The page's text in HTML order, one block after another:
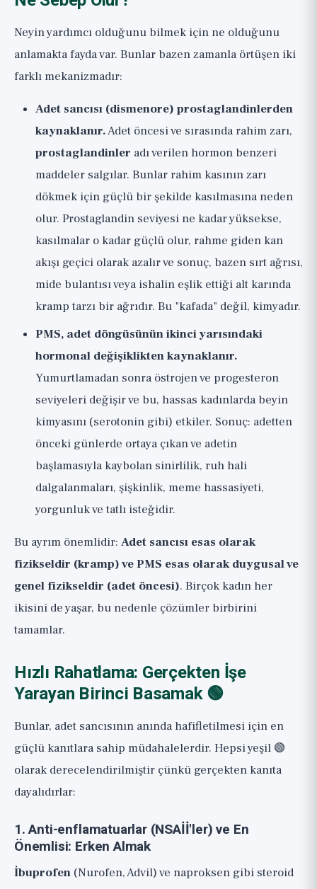
Neyin yardımcı olduğunu bilmek için ne olduğunu
anlamakta fayda var. Bunlar bazen zamanla örtüşen iki
farklı mekanizmadır:
Adet sancısı (dismenore) prostaglandinlerden
kaynaklanır.Adet öncesi ve sırasında rahim zarı,
prostaglandinler adı verilen hormon benzeri
maddeler salgılar. Bunlar rahim kasının zarı
dökmek için güçlü bir şekilde kasılmasına neden
olur. Prostaglandin seviyesi ne kadar yüksekse,
kasılmalar o kadar güçlü olur, rahme giden kan
akışı geçici olarak azalır ve sonuç, bazen sırt ağrısı,
mide bulantısı veya ishalin eşlik ettiği alt karında
kramp tarzı bir ağrıdır. Bu "kafada" değil, kimyadır.
PMS, adet döngüsünün ikinci yarısındaki
hormonal değişiklikten kaynaklanır.
Yumurtlamadan sonra östrojen ve progesteron
seviyeleri değişir ve bu, hassas kadınlarda beyin
kimyasını (serotonin gibi) etkiler. Sonuç: adetten
önceki günlerde ortaya çıkan ve adetin
başlamasıyla kaybolan sinirlilik, ruh hali
dalgalanmaları, şişkinlik, meme hassasiyeti,
yorgunluk ve tatlı isteğidir.
Bu ayrım önemlidir: Adet sancısı esas olarak
fizikseldir (kramp) ve PMS esas olarak duygusal ve
genel fizikseldir (adet öncesi). Birçok kadın her
ikisini de yaşar, bu nedenle çözümler birbirini
tamamlar.
Hızlı Rahatlama: Gerçekten İşe
Yarayan Birinci Basamak 🟢
Bunlar, adet sancısının anında hafifletilmesi için en
güçlü kanıtlara sahip müdahalelerdir. Hepsi yeşil 🟢
olarak derecelendirilmiştir çünkü gerçekten kanıta
dayalıdırlar:
1. Anti-enflamatuarlar (NSAİİ'ler) ve En
Önemlisi: Erken Almak
İbuprofen (Nurofen, Advil) ve naproksen gibi steroid